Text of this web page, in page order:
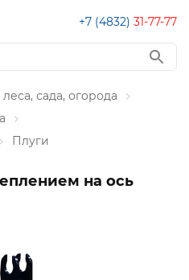
+7 (4832) 31-77-77
сада, огорода
Плуги
на ось